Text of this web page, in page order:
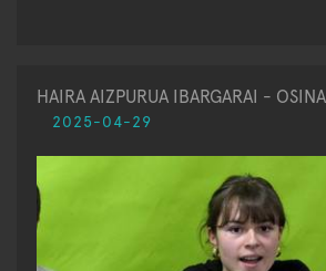
HAIRA AIZPURUA IBARGARAI -
2025-04-29